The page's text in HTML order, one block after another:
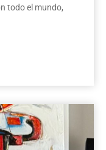
todo el mundo,